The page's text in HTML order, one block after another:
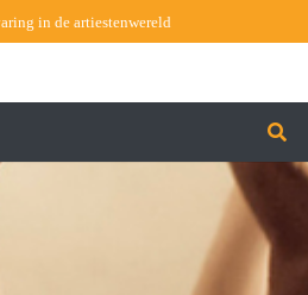
in de artiestenwereld